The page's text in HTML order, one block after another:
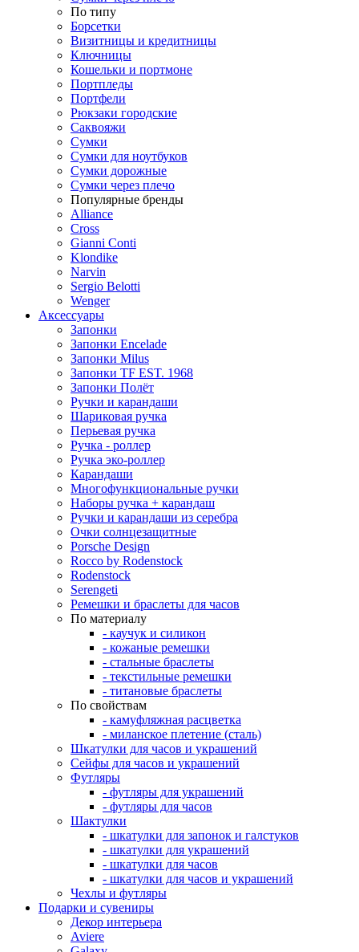
По типу
Борсетки
Визитницы и кредитницы
Ключницы
Кошельки и портмоне
Портпледы
Портфели
Рюкзаки городские
Саквояжи
Сумки
Сумки для ноутбуков
Сумки дорожные
Сумки через плечо
Популярные бренды
Alliance
Cross
Gianni Conti
Klondike
Narvin
Sergio Belotti
Wenger
Аксессуары
Запонки
Запонки Encelade
Запонки Milus
Запонки TF EST. 1968
Запонки Полёт
Ручки и карандаши
Шариковая ручка
Перьевая ручка
Ручка - роллер
Ручка эко-роллер
Карандаши
Многофункциональные ручки
Наборы ручка + карандаш
Ручки и карандаши из серебра
Очки солнцезащитные
Porsche Design
Rocco by Rodenstock
Rodenstock
Serengeti
Ремешки и браслеты для часов
По материалу
- каучук и силикон
- кожаные ремешки
- стальные браслеты
- текстильные ремешки
- титановые браслеты
По свойствам
- камуфляжная расцветка
- миланское плетение (сталь)
Шкатулки для часов и украшений
Сейфы для часов и украшений
Футляры
- футляры для украшений
- футляры для часов
Шактулки
- шкатулки для запонок и галстуков
- шкатулки для украшений
- шкатулки для часов
- шкатулки для часов и украшений
Чехлы и футляры
Подарки и сувениры
Декор интерьера
Aviere